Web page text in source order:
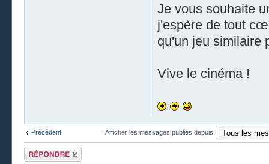
Je vous souhaite
j'espère de tout
qu'un jeu similaire
Vive le cinéma !
Précédent Afficher les messages publiés depuis :
Publier une
réponse